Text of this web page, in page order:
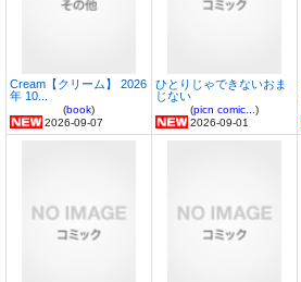
Cream【クリーム】 2026
年 10...
(book)
2026-09-07
ひとりじゃできないおま
じない
(picn comic...)
2026-09-01